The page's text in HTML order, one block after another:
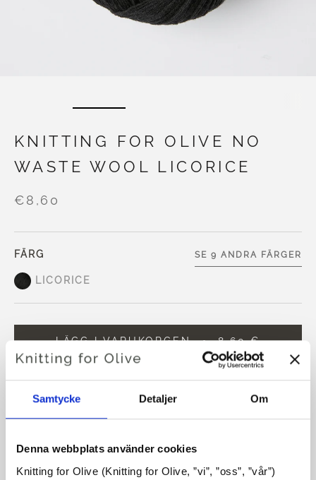
Samtycke Detaljer Om
Denna webbplats använder cookies
Knitting for Olive (Knitting for Olive, ”vi”, ”oss”, ”vår”)
KNITTING FOR OLIVE NO
WASTE WOOL LICORICE
€8,60
FÄRG
LICORICE
SE 9 ANDRA FÄRGER
LÄGG I VARUKORGEN 8,60 €
Handla för ytterligare100,00 €och få gratis frakt inom
EU!